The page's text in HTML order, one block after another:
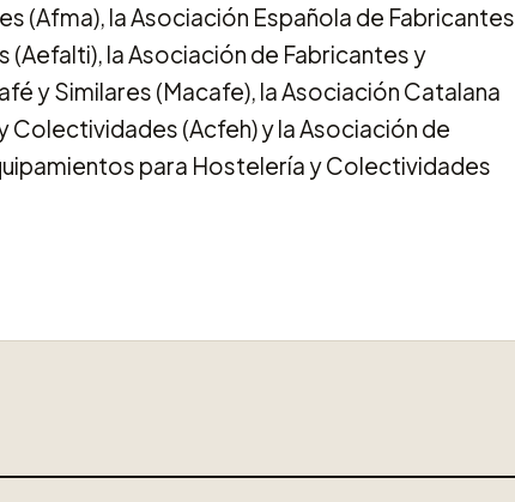
(Afma), la Asociación Española de Fabricantes
(Aefalti), la Asociación de Fabricantes y
y Similares (Macafe), la Asociación Catalana
(Acfeh) y la Asociación de
para Hostelería y Colectividades